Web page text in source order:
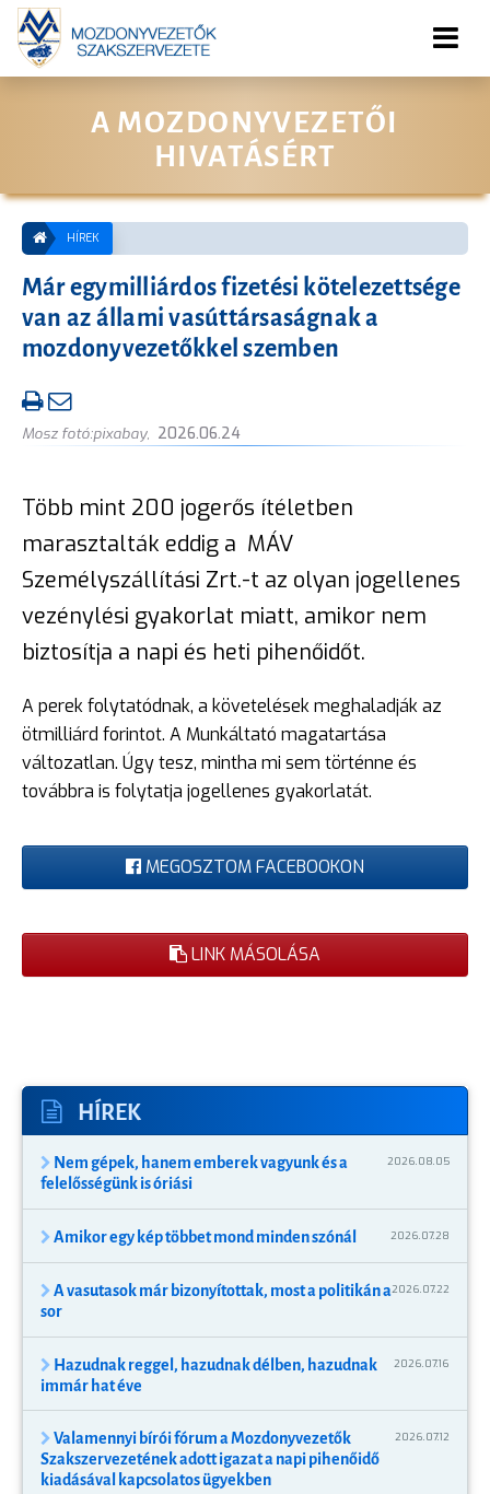
A MOZDONYVEZETŐI
HIVATÁSÉRT
HÍREK
Már egymilliárdos fizetési kötelezettsége
van az állami vasúttársaságnak a
mozdonyvezetőkkel szemben
Mosz fotó:pixabay, 2026.06.24
Több mint 200 jogerős ítéletben
marasztalták eddig a MÁV
Személyszállítási Zrt.-t az olyan jogellenes
vezénylési gyakorlat miatt, amikor nem
biztosítja a napi és heti pihenőidőt.
A perek folytatódnak, a követelések meghaladják az
ötmilliárd forintot. A Munkáltató magatartása
változatlan. Úgy tesz, mintha mi sem történne és
továbbra is folytatja jogellenes gyakorlatát.
MEGOSZTOM FACEBOOKON
LINK MÁSOLÁSA
HÍREK
Nem gépek, hanem emberek vagyunk és a
felelősségünk is óriási
2026.08.05
Amikor egy kép többet mond minden szónál 2026.07.28
A vasutasok már bizonyítottak, most a politikán a
sor
2026.07.22
Hazudnak reggel, hazudnak délben, hazudnak
immár hat éve
2026.07.16
Valamennyi bírói fórum a Mozdonyvezetők
Szakszervezetének adott igazat a napi pihenőidő
kiadásával kapcsolatos ügyekben
2026.07.12